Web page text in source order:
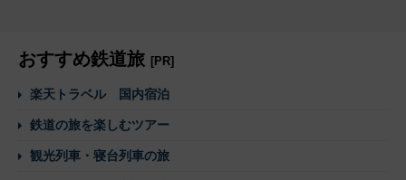
おすすめ鉄道旅 [PR]
楽天トラベル 国内宿泊
鉄道の旅を楽しむツアー
観光列車・寝台列車の旅